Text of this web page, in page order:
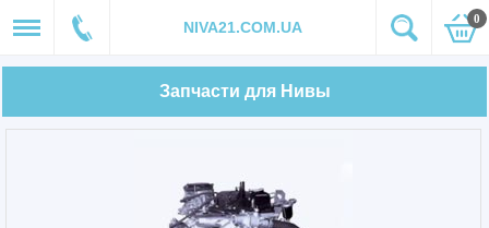
NIVA21.COM.UA 0
Запчасти для Нивы